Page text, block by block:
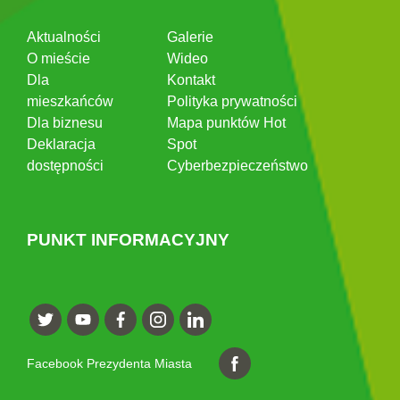
Aktualności
O mieście
Dla
mieszkańców
Dla biznesu
Deklaracja
dostępności
Galerie
Wideo
Kontakt
Polityka prywatności
Mapa punktów Hot
Spot
Cyberbezpieczeństwo
PUNKT INFORMACYJNY
Facebook Prezydenta Miasta